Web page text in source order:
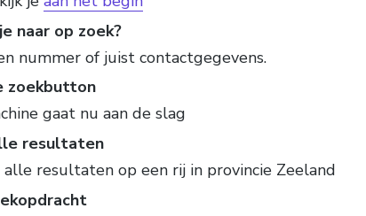
naar op zoek?
nummer of juist contactgegevens.
zoekbutton
gaat nu aan de slag
resultaten
resultaten op een rij in provincie Zeeland